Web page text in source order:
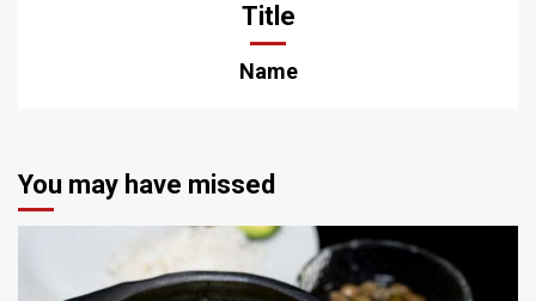
Title
Name
You may have missed